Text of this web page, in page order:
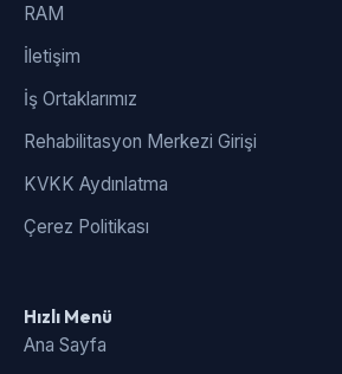
RAM
İletişim
İş Ortaklarımız
Rehabilitasyon Merkezi Girişi
KVKK Aydınlatma
Çerez Politikası
Hızlı Menü
Ana Sayfa